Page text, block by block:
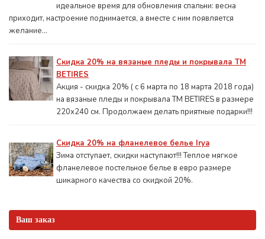
идеальное время для обновления спальни: весна
приходит, настроение поднимается, а вместе с ним появляется
желание...
Скидка 20% на вязаные пледы и покрывала ТМ
BETIRES
Акция - скидка 20% ( с 6 марта по 18 марта 2018 года)
на вязаные пледы и покрывала ТМ BETIRES в размере
220х240 см. Продолжаем делать приятные подарки!!!
Скидка 20% на фланелевое белье Irya
Зима отступает, скидки наступают!!! Теплое мягкое
фланелевое постельное белье в евро размере
шикарного качества со скидкой 20%.
Ваш заказ